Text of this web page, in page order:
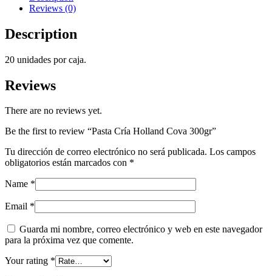
Reviews (0)
Description
20 unidades por caja.
Reviews
There are no reviews yet.
Be the first to review “Pasta Cría Holland Cova 300gr”
Tu dirección de correo electrónico no será publicada. Los campos
obligatorios están marcados con *
Name *
Email *
Guarda mi nombre, correo electrónico y web en este navegador
para la próxima vez que comente.
Your rating *